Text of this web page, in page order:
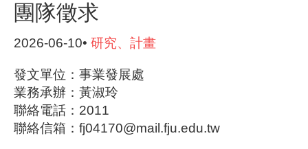
團隊徵求
2026-06-10• 研究、計畫
發文單位：事業發展處
業務承辦：黃淑玲
聯絡電話：2011
聯絡信箱：fj04170@mail.fju.edu.tw